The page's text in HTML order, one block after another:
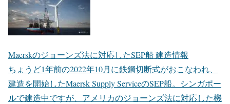
Maerskのジョーンズ法に対応したSEP船 建造情報
ちょうど1年前の2022年10月に鉄鋼切断式がおこなわれ、
建造を開始したMaersk Supply ServiceのSEP船。シンガポー
ルで建造中ですが、アメリカのジョーンズ法に対応した機